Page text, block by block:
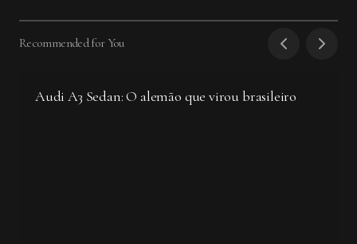
Recommended for You
Audi A3 Sedan: O alemão que virou brasileiro